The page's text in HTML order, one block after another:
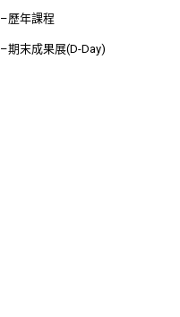
–歷年課程
–期末成果展(D-Day)